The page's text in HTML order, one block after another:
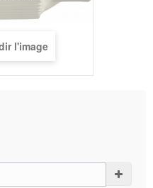
l'image